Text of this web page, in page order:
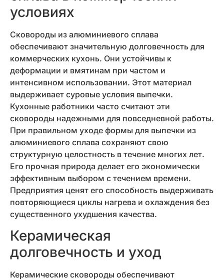
условиях
Сковороды из алюминиевого сплава
обеспечивают значительную долговечность для
коммерческих кухонь. Они устойчивы к
деформации и вмятинам при частом и
интенсивном использовании. Этот материал
выдерживает суровые условия выпечки.
Кухонные работники часто считают эти
сковороды надежными для повседневной работы.
При правильном уходе формы для выпечки из
алюминиевого сплава сохраняют свою
структурную целостность в течение многих лет.
Его прочная природа делает его экономически
эффективным выбором с течением времени.
Предприятия ценят его способность выдерживать
повторяющиеся циклы нагрева и охлаждения без
существенного ухудшения качества.
Керамическая
долговечность и уход
Керамические сковороды обеспечивают